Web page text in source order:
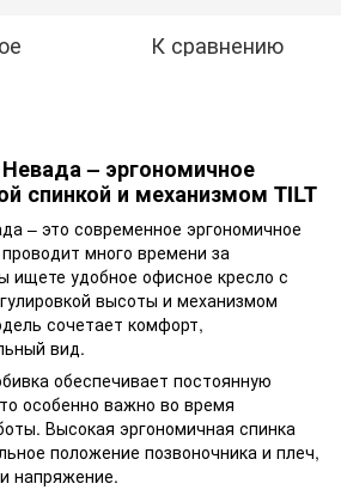
К сравнению
– эргономичное
​​спинкой и механизмом TILT
– это современное эргономичное
много времени за
ищете удобное офисное кресло с
высоты и механизмом
сочетает комфорт,
вид.
обеспечивает постоянную
особенно важно во время
Высокая эргономичная спинка
положение позвоночника и плеч,
напряжение.